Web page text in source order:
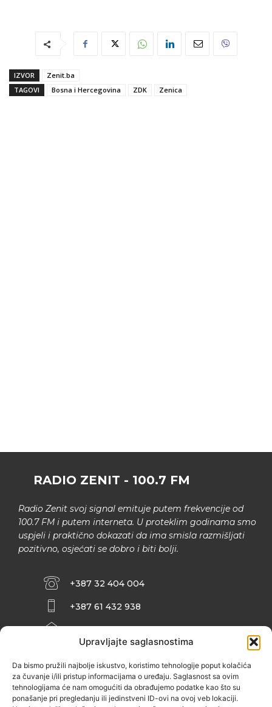
Upravljajte saglasnostima
Da bismo pružili najbolje iskustvo, koristimo tehnologije poput kolačića
za čuvanje i/ili pristup informacijama o uređaju. Saglasnost sa ovim
tehnologijama će nam omogućiti da obrađujemo podatke kao što su
ponašanje pri pregledanju ili jedinstveni ID-ovi na ovoj veb lokaciji.
IZVOR
Zenit.ba
TAGOVI
Bosna i Hercegovina ZDK Zenica
RADIO ZENIT - 100.7 FM
Radio Zenit svoj signal emituje putem frekvencije od
100.7 FM i putem interneta. U proteklim godinama smo
uspjeli i praktično dokazati da ima smisla razmišljati
pozitivno, osjećati se dobro i biti bolji.
+387 32 404 004
+387 61 432 938
INFO@ZENIT.BA
ZENIČANKA, 3. SPRAT), 72000 ZENICA